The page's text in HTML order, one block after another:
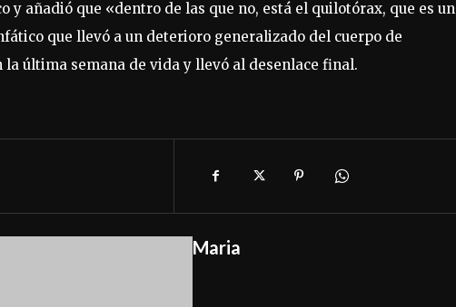
y añadió que «dentro de las que no, está el quilotórax, que es un
que llevó a un deterioro generalizado del cuerpo de
última semana de vida y llevó al desenlace final.
Maria